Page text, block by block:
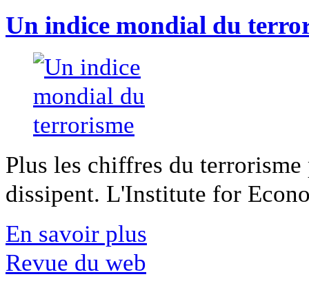
Un indice mondial du
Plus les chiffres du
dissipent. L'Institute for
En savoir plus
Revue du web